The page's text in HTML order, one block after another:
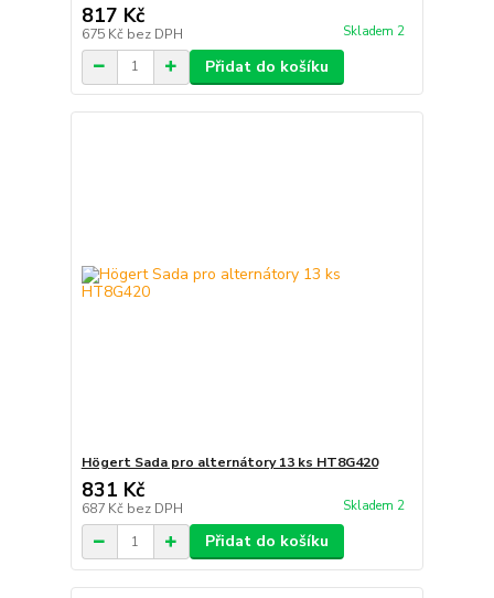
817 Kč
675 Kč bez DPH Skladem 2
Přidat do košíku
Högert Sada pro alternátory 13 ks HT8G420
831 Kč
687 Kč bez DPH Skladem 2
Přidat do košíku